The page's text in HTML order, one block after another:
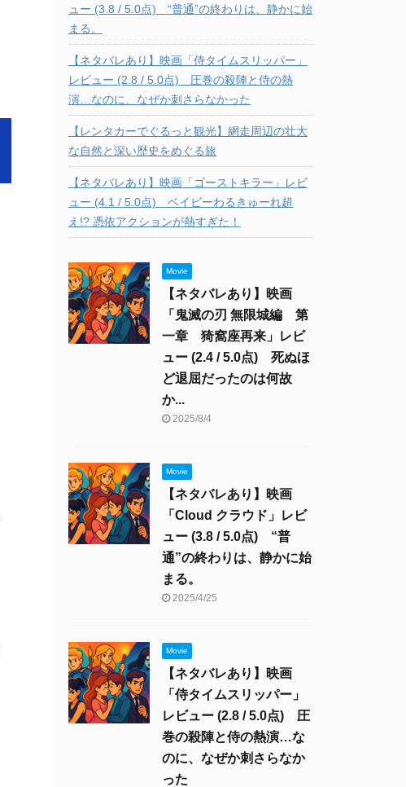
ュー (3.8 / 5.0点) “普通”の終わりは、静かに始
まる。
【ネタバレあり】映画「侍タイムスリッパー」
レビュー (2.8 / 5.0点) 圧巻の殺陣と侍の熱
演…なのに、なぜか刺さらなかった
【レンタカーでぐるっと観光】網走周辺の壮大
な自然と深い歴史をめぐる旅
【ネタバレあり】映画「ゴーストキラー」レビ
ュー (4.1 / 5.0点) ベイビーわるきゅーれ超
え!? 憑依アクションが熱すぎた！
Movie
【ネタバレあり】映画
「鬼滅の刃 無限城編 第
一章 猗窩座再来」レビ
ュー (2.4 / 5.0点) 死ぬほ
ど退屈だったのは何故
か...
2025/8/4
Movie
【ネタバレあり】映画
「Cloud クラウド」レビ
ュー (3.8 / 5.0点) “普
通”の終わりは、静かに始
まる。
2025/4/25
Movie
【ネタバレあり】映画
「侍タイムスリッパー」
レビュー (2.8 / 5.0点) 圧
巻の殺陣と侍の熱演…な
のに、なぜか刺さらなか
った